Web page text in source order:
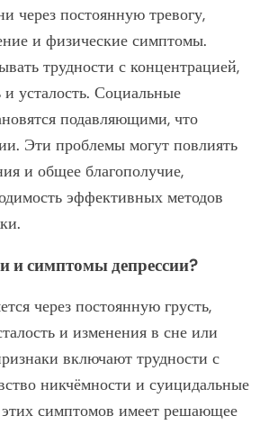
через постоянную тревогу,
и физические симптомы.
трудности с концентрацией,
и усталость. Социальные
подавляющими, что
Эти проблемы могут повлиять
и общее благополучие,
эффективных методов
и симптомы депрессии?
через постоянную грусть,
и изменения в сне или
включают трудности с
никчёмности и суицидальные
симптомов имеет решающее